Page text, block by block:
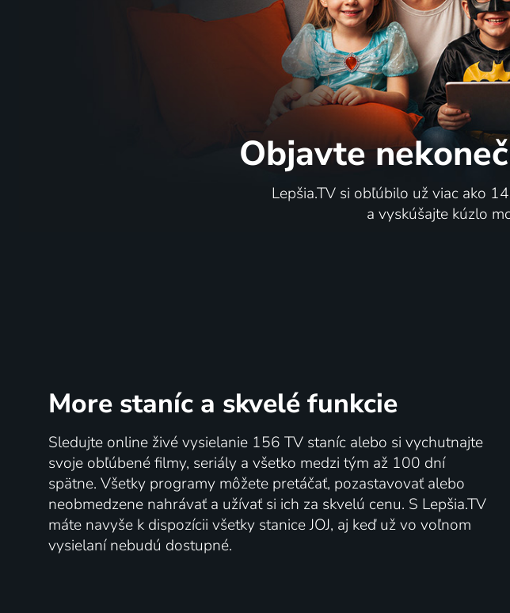
Objavte
Lepšia.TV si obľúbilo už viac ako
a vyskúšajte kúzlo
More staníc a skvelé funkcie
Sledujte online živé vysielanie 156 TV staníc alebo si vychutnajte
svoje obľúbené filmy, seriály a všetko medzi tým až 100 dní
spätne. Všetky programy môžete pretáčať, pozastavovať alebo
neobmedzene nahrávať a užívať si ich za skvelú cenu. S Lepšia.TV
máte navyše k dispozícii všetky stanice JOJ, aj keď už vo voľnom
vysielaní nebudú dostupné.